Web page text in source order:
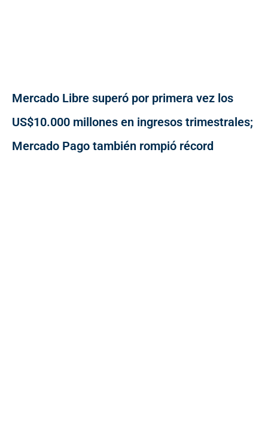
Mercado Libre superó por primera vez los
US$10.000 millones en ingresos trimestrales;
Mercado Pago también rompió récord